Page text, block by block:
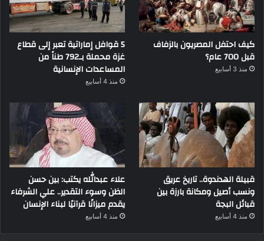
كيف احتفل المصريون بالزفاف
قبل 700 عام؟
منذ 3 أسابيع
5 قوافل إماراتية تعبر إلى قطاع
غزة محملة بـ792 طناً من
المساعدات الإنسانية
منذ 4 أسابيع
قبيلة الهدندوة.. تاريخ عريق
ونسب أصيل ومكانة بارزة بين
قبائل البجة
منذ 4 أسابيع
علاء عبدالله يكتب: بين حسن
الظن وسوء التقدير.. علي الشرفاء
يقدم ميزانًا قرآنيًا لبناء الإنسان
منذ 4 أسابيع